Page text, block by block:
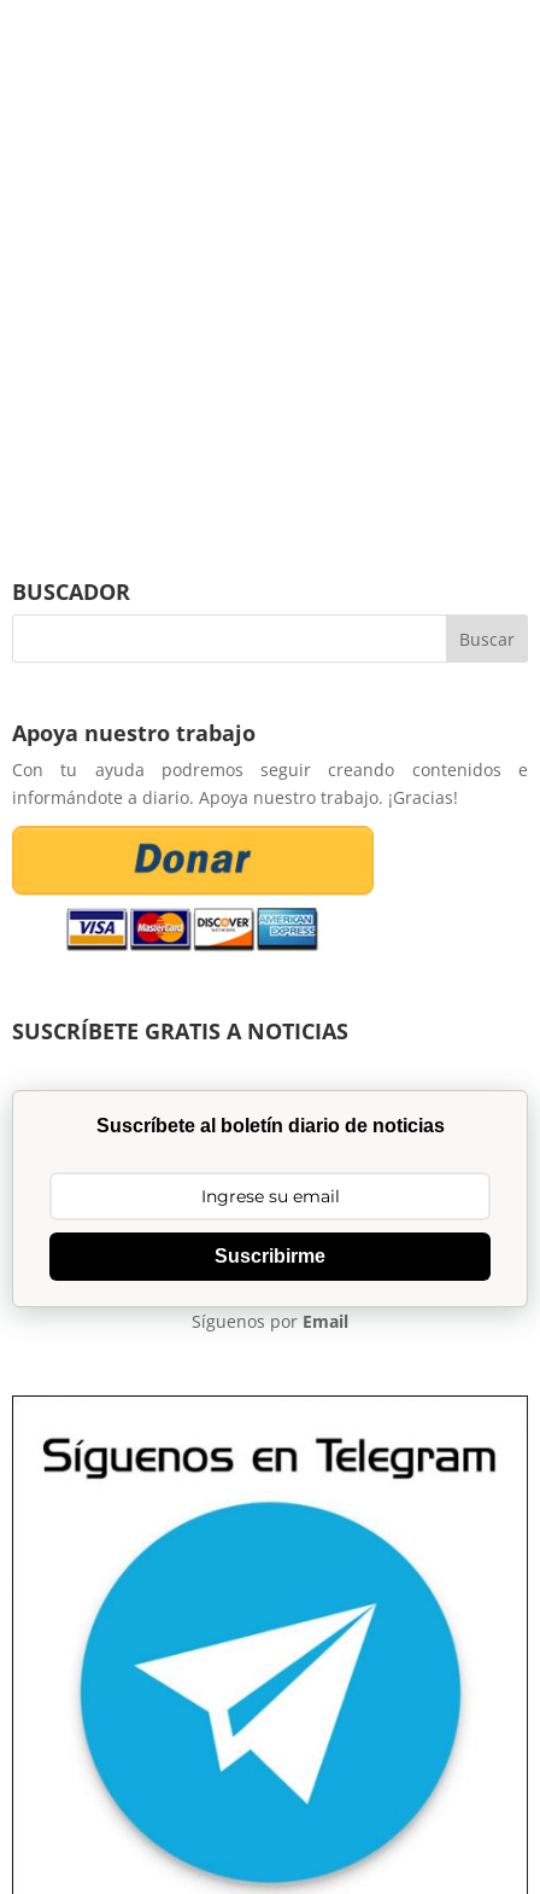
BUSCADOR
Apoya nuestro trabajo
Con tu ayuda podremos seguir creando contenidos e
informándote a diario. Apoya nuestro trabajo. ¡Gracias!
SUSCRÍBETE GRATIS A NOTICIAS
Suscríbete al boletín diario de noticias
Suscribirme
Síguenos por Email